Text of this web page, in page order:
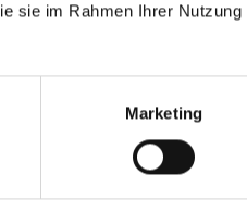
sie im Rahmen Ihrer Nutzung
Marketing